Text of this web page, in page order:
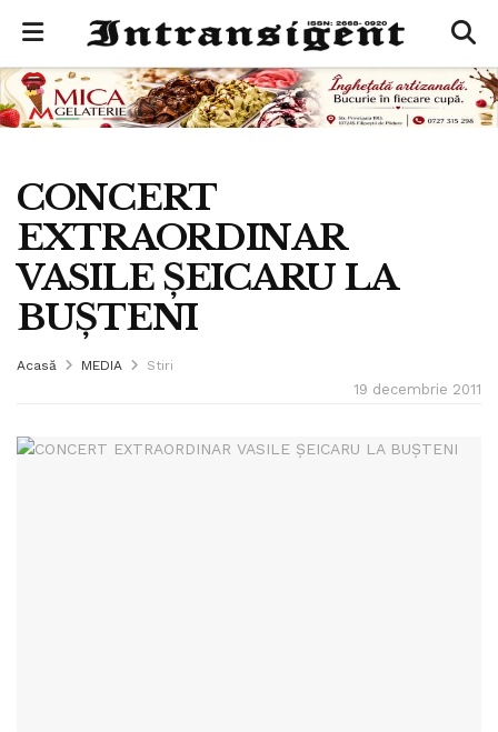
CONCERT
EXTRAORDINAR
VASILE ŞEICARU LA
BUŞTENI
Acasă MEDIA Stiri
19 decembrie 2011